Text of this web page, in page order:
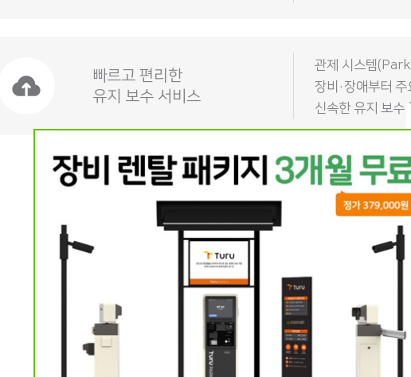
빠르고 편리한
유지 보수 서비스
관제 시스템
장비·장애부터
신속한 유지 보수